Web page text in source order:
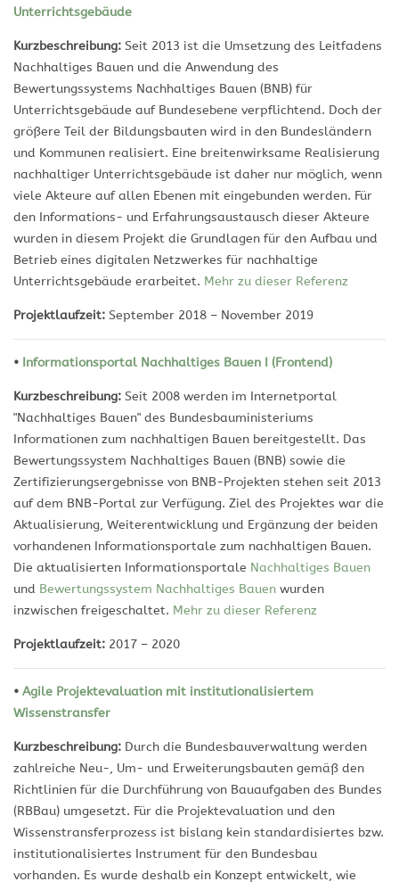
Unterrichtsgebäude
Kurzbeschreibung: Seit 2013 ist die Umsetzung des Leitfadens
Nachhaltiges Bauen und die Anwendung des
Bewertungssystems Nachhaltiges Bauen (BNB) für
Unterrichtsgebäude auf Bundesebene verpflichtend. Doch der
größere Teil der Bildungsbauten wird in den Bundesländern
und Kommunen realisiert. Eine breitenwirksame Realisierung
nachhaltiger Unterrichtsgebäude ist daher nur möglich, wenn
viele Akteure auf allen Ebenen mit eingebunden werden. Für
den Informations- und Erfahrungsaustausch dieser Akteure
wurden in diesem Projekt die Grundlagen für den Aufbau und
Betrieb eines digitalen Netzwerkes für nachhaltige
Unterrichtsgebäude erarbeitet. Mehr zu dieser Referenz
Projektlaufzeit: September 2018 – November 2019
• Informationsportal Nachhaltiges Bauen I (Frontend)
Kurzbeschreibung: Seit 2008 werden im Internetportal
"Nachhaltiges Bauen" des Bundesbauministeriums
Informationen zum nachhaltigen Bauen bereitgestellt. Das
Bewertungssystem Nachhaltiges Bauen (BNB) sowie die
Zertifizierungsergebnisse von BNB-Projekten stehen seit 2013
auf dem BNB-Portal zur Verfügung. Ziel des Projektes war die
Aktualisierung, Weiterentwicklung und Ergänzung der beiden
vorhandenen Informationsportale zum nachhaltigen Bauen.
Die aktualisierten Informationsportale Nachhaltiges Bauen
und Bewertungssystem Nachhaltiges Bauen wurden
inzwischen freigeschaltet. Mehr zu dieser Referenz
Projektlaufzeit: 2017 – 2020
• Agile Projektevaluation mit institutionalisiertem
Wissenstransfer
Kurzbeschreibung: Durch die Bundesbauverwaltung werden
zahlreiche Neu-, Um- und Erweiterungsbauten gemäß den
Richtlinien für die Durchführung von Bauaufgaben des Bundes
(RBBau) umgesetzt. Für die Projektevaluation und den
Wissenstransferprozess ist bislang kein standardisiertes bzw.
institutionalisiertes Instrument für den Bundesbau
vorhanden. Es wurde deshalb ein Konzept entwickelt, wie